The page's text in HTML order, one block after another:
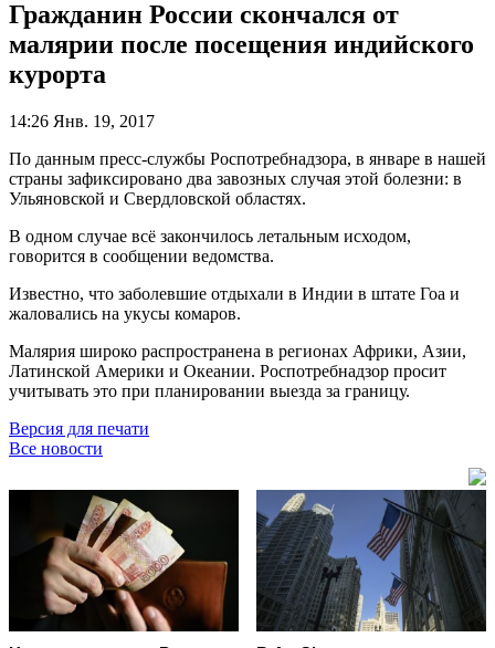
Гражданин России скончался от
малярии после посещения индийского
курорта
14:26 Янв. 19, 2017
По данным пресс-службы Роспотребнадзора, в январе в нашей
страны зафиксировано два завозных случая этой болезни: в
Ульяновской и Свердловской областях.
В одном случае всё закончилось летальным исходом,
говорится в сообщении ведомства.
Известно, что заболевшие отдыхали в Индии в штате Гоа и
жаловались на укусы комаров.
Малярия широко распространена в регионах Африки, Азии,
Латинской Америки и Океании. Роспотребнадзор просит
учитывать это при планировании выезда за границу.
Версия для печати
Все новости